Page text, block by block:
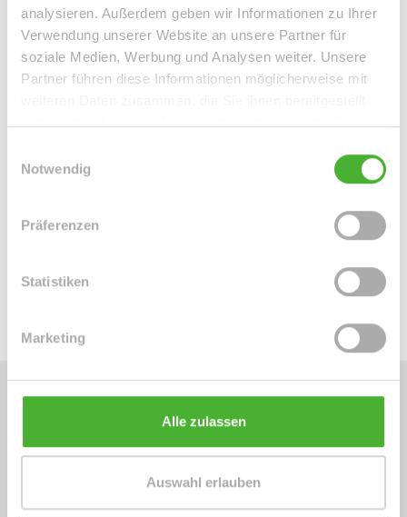
analysieren. Außerdem geben wir Informationen zu Ihrer
Verwendung unserer Website an unsere Partner für
soziale Medien, Werbung und Analysen weiter. Unsere
Partner führen diese Informationen möglicherweise mit
Notwendig
Präferenzen
Statistiken
Marketing
Alle zulassen
Auswahl erlauben
Frau Peggy Günther
Telefax: 004934298549075
Energieausweis (Bedarfsausweis)